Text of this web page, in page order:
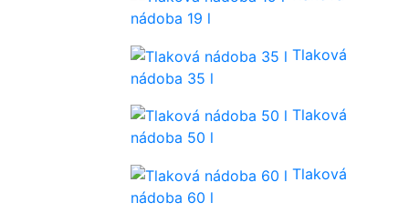
nádoba 19 l
Tlaková
nádoba 35 l
Tlaková
nádoba 50 l
Tlaková
nádoba 60 l